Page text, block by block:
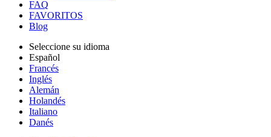
FAQ
FAVORITOS
Blog
Seleccione su idioma
Español
Francés
Inglés
Alemán
Holandés
Italiano
Danés